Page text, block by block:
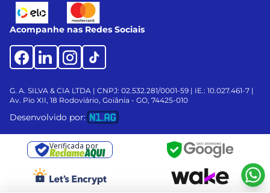
Acompanhe nas Redes Sociais
G. A. SILVA & CIA LTDA | CNPJ: 02.532.281/0001-59 | IE.: 10.027.461-7 |
Av. Pio XII, 18 Rodoviário, Goiânia - GO, 74425-010
Desenvolvido por:
Verificada por